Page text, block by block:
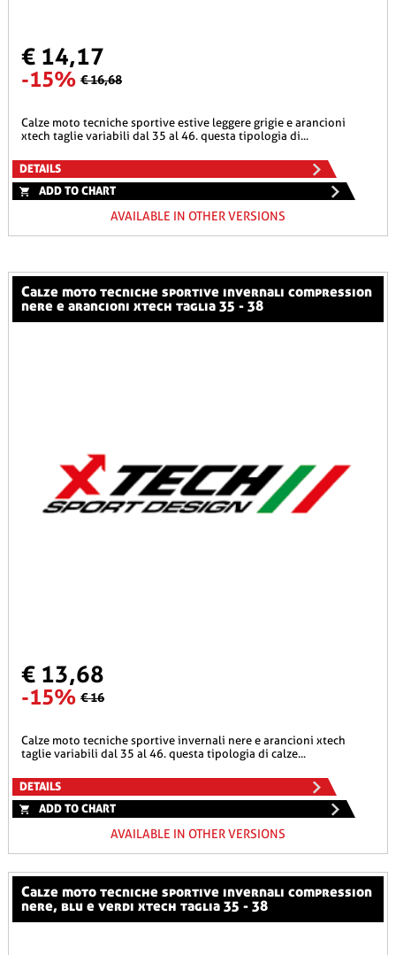
€ 14,17
-15% € 16,68
calze moto tecniche sportive estive leggere grigie e arancioni
xtech taglie variabili dal 35 al 46. questa tipologia di...
DETAILS
ADD TO CHART
AVAILABLE IN OTHER VERSIONS
calze moto tecniche sportive invernali compression
nere e arancioni xtech taglia 35 - 38
€ 13,68
-15% € 16
calze moto tecniche sportive invernali nere e arancioni xtech
taglie variabili dal 35 al 46. questa tipologia di calze...
DETAILS
ADD TO CHART
AVAILABLE IN OTHER VERSIONS
calze moto tecniche sportive invernali compression
nere, blu e verdi xtech taglia 35 - 38